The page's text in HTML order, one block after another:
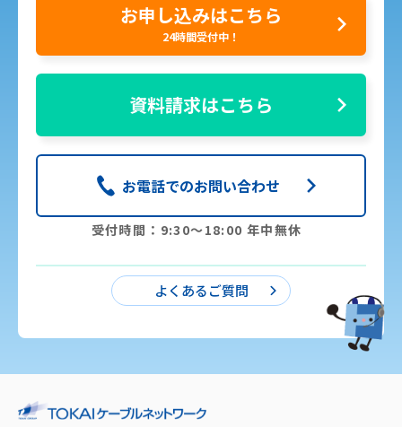
お申し込みはこちら
24時間受付中！
資料請求はこちら
お電話でのお問い合わせ
受付時間：9:30〜18:00 年中無休
よくあるご質問